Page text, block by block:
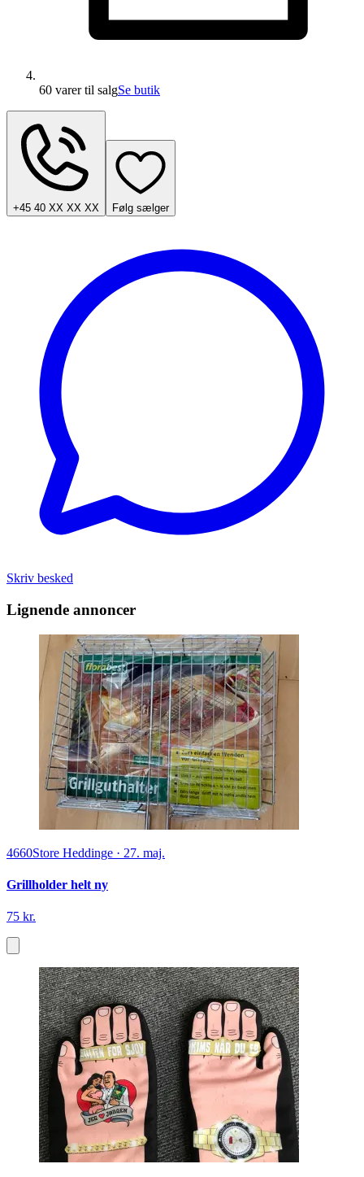
60 varertil salgSe butik
+45 40 XX XX XX Følg sælger
Skriv besked
Lignende annoncer
4660Store Heddinge · 27. maj.
Grillholder helt ny
75 kr.